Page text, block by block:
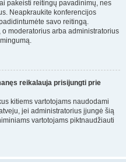
pakeisti reitingų pavadinimų, nes
Neapkraukite konferencijos
savo reitingą.
moderatorius arba administratorius
reikalauja prisijungti prie
kitiems vartotojams naudodami
jei administratorius įjungė šią
vartotojams piktnaudžiauti